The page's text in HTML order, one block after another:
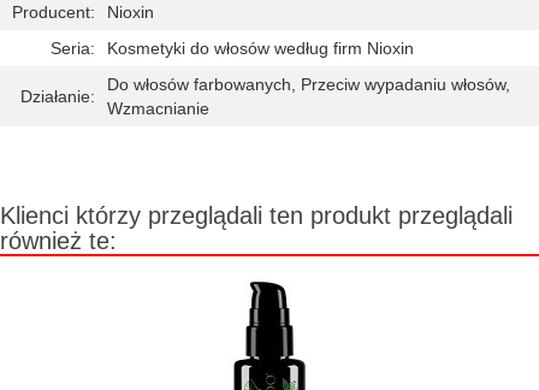
Producent:
Nioxin
Seria:
Kosmetyki do włosów według firm Nioxin
Działanie:
Do włosów farbowanych, Przeciw wypadaniu włosów,
Wzmacnianie
Klienci którzy przeglądali ten produkt przeglądali
również te: